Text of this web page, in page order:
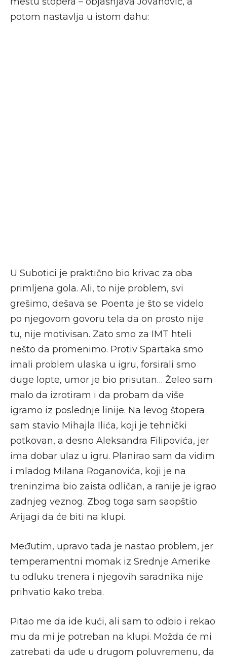
potom nastavlja u istom dahu:
U Subotici je praktično bio krivac za oba
primljena gola. Ali, to nije problem, svi
grešimo, dešava se. Poenta je što se videlo
po njegovom govoru tela da on prosto nije
tu, nije motivisan. Zato smo za IMT hteli
nešto da promenimo. Protiv Spartaka smo
imali problem ulaska u igru, forsirali smo
duge lopte, umor je bio prisutan… Želeo sam
malo da izrotiram i da probam da više
igramo iz poslednje linije. Na levog štopera
sam stavio Mihajla Ilića, koji je tehnički
potkovan, a desno Aleksandra Filipovića, jer
ima dobar ulaz u igru. Planirao sam da vidim
i mladog Milana Roganovića, koji je na
treninzima bio zaista odličan, a ranije je igrao
zadnjeg veznog. Zbog toga sam saopštio
Arijagi da će biti na klupi.
Međutim, upravo tada je nastao problem, jer
temperamentni momak iz Srednje Amerike
tu odluku trenera i njegovih saradnika nije
prihvatio kako treba.
Pitao me da ide kući, ali sam to odbio i rekao
mu da mi je potreban na klupi. Možda će mi
zatrebati da uđe u drugom poluvremenu, da